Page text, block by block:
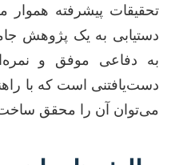
تحقیقات پیشرفته هموار
دستیابی به یک پژوهش
به دفاعی موفق و
دست‌یافتنی است که با
می‌توان آن را محقق